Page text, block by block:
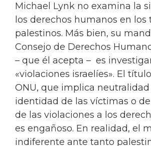
Michael Lynk no examina la
los derechos humanos en los
palestinos. Más bien, su
Consejo de Derechos
– que él acepta – es
«violaciones israelíes». El
ONU, que implica neutralidad
identidad de las víctimas o
de las violaciones a los
es engañoso. En realidad, el
indiferente ante tanto